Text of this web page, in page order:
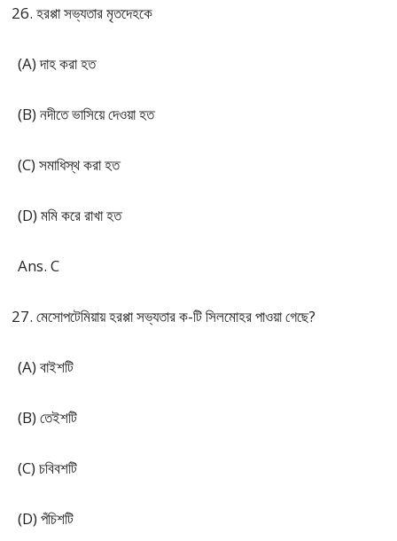
হরপ্পা সভ্যতার মৃতদেহকে
(A) দাহ করা হত
(B) নদীতে ভাসিয়ে দেওয়া হত
(C) সমাধিস্থ করা হত
(D) মমি করে রাখা হত
Ans. C
মেসোপটেমিয়ায় হরপ্পা সভ্যতার ক-টি সিলমোহর পাওয়া গেছে?
(A) বাইশটি
(B) তেইশটি
(C) চবিবশটি
(D) পঁচিশটি